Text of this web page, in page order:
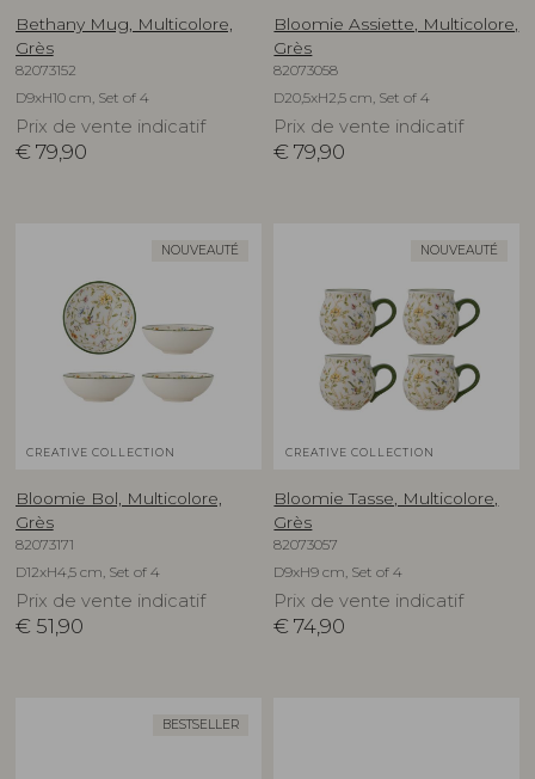
Bethany Mug, Multicolore,
Grès
82073152
D9xH10 cm, Set of 4
Prix de vente indicatif
€ 79,90
Bloomie Assiette, Multicolore,
Grès
82073058
D20,5xH2,5 cm, Set of 4
Prix de vente indicatif
€ 79,90
NOUVEAUTÉ
CREATIVE COLLECTION
Bloomie Bol, Multicolore,
Grès
82073171
D12xH4,5 cm, Set of 4
Prix de vente indicatif
€ 51,90
NOUVEAUTÉ
CREATIVE COLLECTION
Bloomie Tasse, Multicolore,
Grès
82073057
D9xH9 cm, Set of 4
Prix de vente indicatif
€ 74,90
BESTSELLER